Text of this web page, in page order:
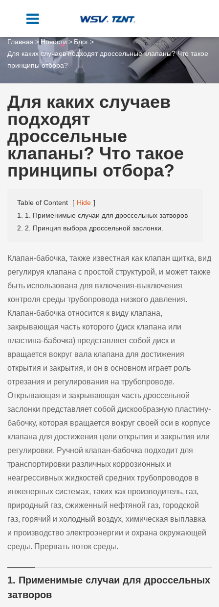
Главная Новости
Блог
Для каких случаев подходят дроссельные клапаны? Что такое
принципы отбора?
Для каких случаев
подходят
дроссельные
клапаны? Что такое
принципы отбора?
Table of Content [ Hide ]
1. 1. Применимые случаи для дроссельных затворов
2. 2. Принцип выбора дроссельной заслонки.
Клапан-бабочка, также известная как клапан щитка, вид
регулируя клапана с простой структурой, и может также
быть использована для включения-выключения
контроля среды трубопровода низкого давления.
Клапан-бабочка относится к виду клапана,
закрывающая часть которого (диск клапана или
пластина-бабочка) представляет собой диск и
вращается вокруг вала клапана для достижения
открытия и закрытия, и он в основном играет роль
отрезания и регулирования на трубопроводе.
Открывающая и закрывающая часть дроссельной
заслонки представляет собой дискообразную пластину-
бабочку, которая вращается вокруг своей оси в корпусе
клапана для достижения цели открытия и закрытия или
регулировки. Ручной клапан-бабочка подходит для
транспортировки различных коррозионных и
неагрессивных жидкостей средних трубопроводов в
инженерных системах, таких как производитель, газ,
природный газ, сжиженный нефтяной газ, городской
газ, горячий и холодный воздух, химическая выплавка
и производство электроэнергии и охрана окружающей
среды. Прервать поток среды.
1. Применимые случаи для дроссельных
затворов